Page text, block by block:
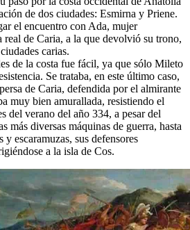
de dos ciudades: Esmirna y Priene.
el encuentro con Ada, mujer
real de Caria, a la que devolvió su trono,
carias.
de la costa fue fácil, ya que sólo Mileto
Se trataba, en este último caso,
de Caria, defendida por el almirante
muy bien amurallada, resistiendo el
del verano del año 334, a pesar del
más diversas máquinas de guerra, hasta
y escaramuzas, sus defensores
a la isla de Cos.